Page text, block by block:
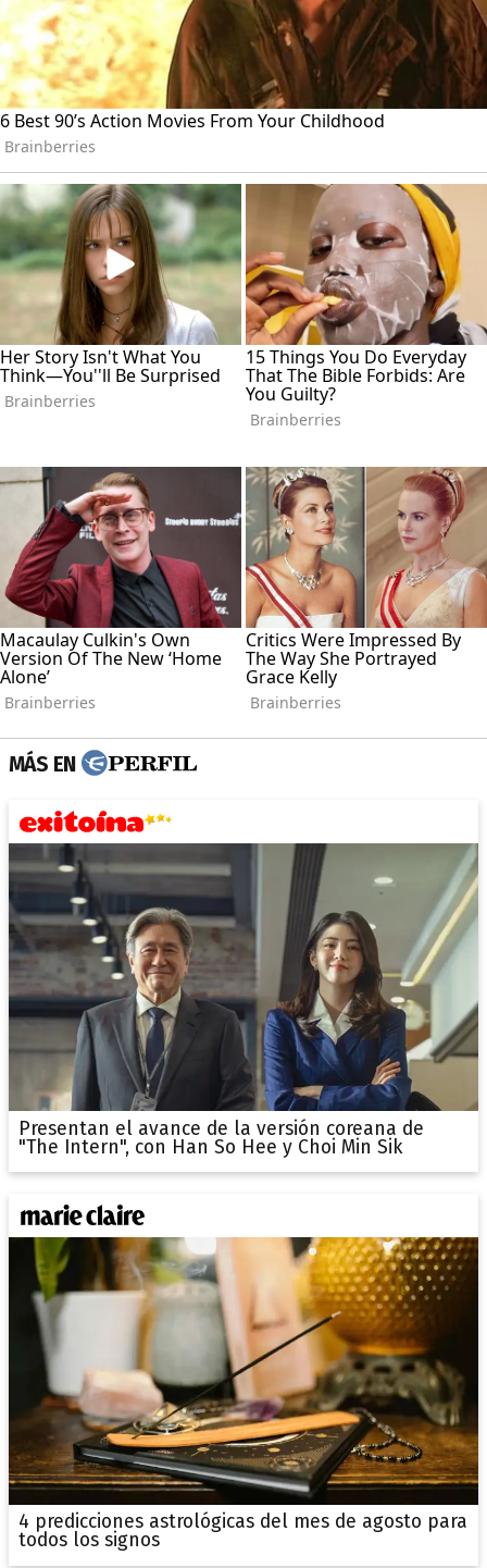
MÁS EN
Presentan el avance de la versión coreana de
"The Intern", con Han So Hee y Choi Min Sik
4 predicciones astrológicas del mes de agosto para
todos los signos